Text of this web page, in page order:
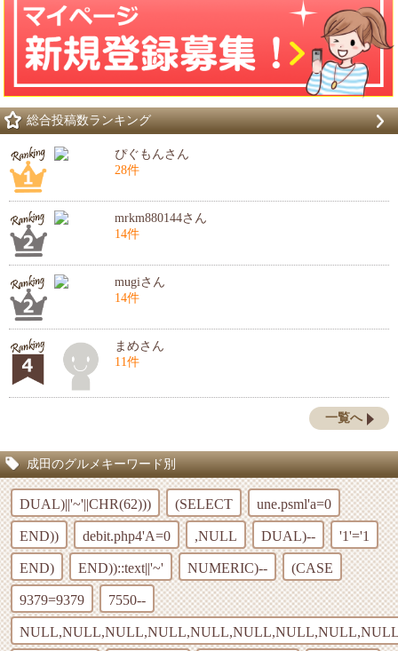
総合投稿数ランキング
ぴぐもんさん
28件
mrkm880144さん
14件
mugiさん
14件
まめさん
11件
一覧へ
成田のグルメキーワード別
DUAL)||'~'||CHR(62))) (SELECT une.psml'a=0
END)) debit.php4'A=0 ,NULL DUAL)-- '1'='1
END) END))::text||'~' NUMERIC)-- (CASE
9379=9379 7550--